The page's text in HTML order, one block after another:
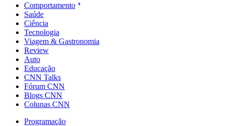
Comportamento
Saúde
Ciência
Tecnologia
Viagem & Gastronomia
Review
Auto
Educação
CNN Talks
Fórum CNN
Blogs CNN
Colunas CNN
Programação